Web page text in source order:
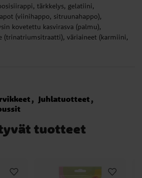
tärkkelys, gelatiini,
(viinihappo, sitruunahappo),
kovetettu kasvirasva (palmu),
(trinatriumsitraatti), väriaineet (karmiini,
Juhlatuotteet
tuotteet